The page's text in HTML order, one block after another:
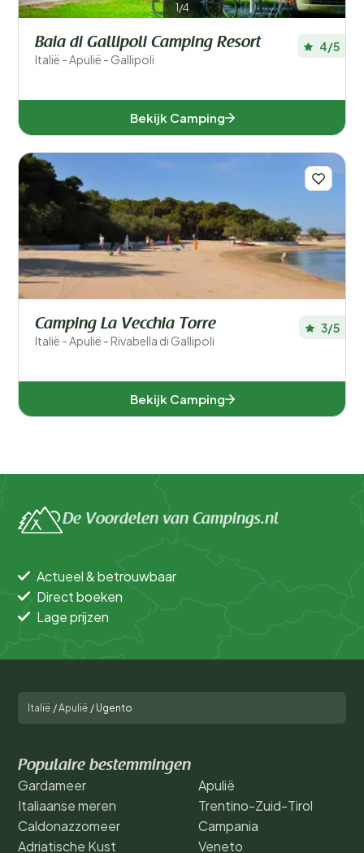
1/4
Baia di Gallipoli Camping Resort
Italië - Apulië - Gallipoli
4/5
Bekijk Camping
Camping La Vecchia Torre
Italië - Apulië - Rivabella di Gallipoli
3/5
Bekijk Camping
De Voordelen van Campings.nl
Actueel & betrouwbaar
Direct boeken
Lage prijzen
Italië /Apulië / Ugento
Populaire bestemmingen
Gardameer
Italiaanse meren
Caldonazzomeer
Adriatische Kust
Apulië
Trentino-Zuid-Tirol
Campania
Veneto